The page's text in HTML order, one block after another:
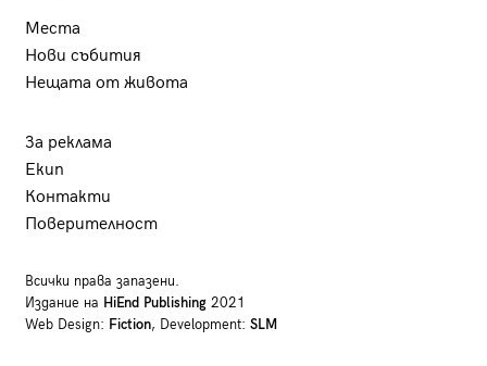
Места
Нови събития
Нещата от живота
За реклама
Екип
Контакти
Поверителност
Всички права запазени.
Издание на HiEnd Publishing2021
Web Design: Fiction, Development: SLM